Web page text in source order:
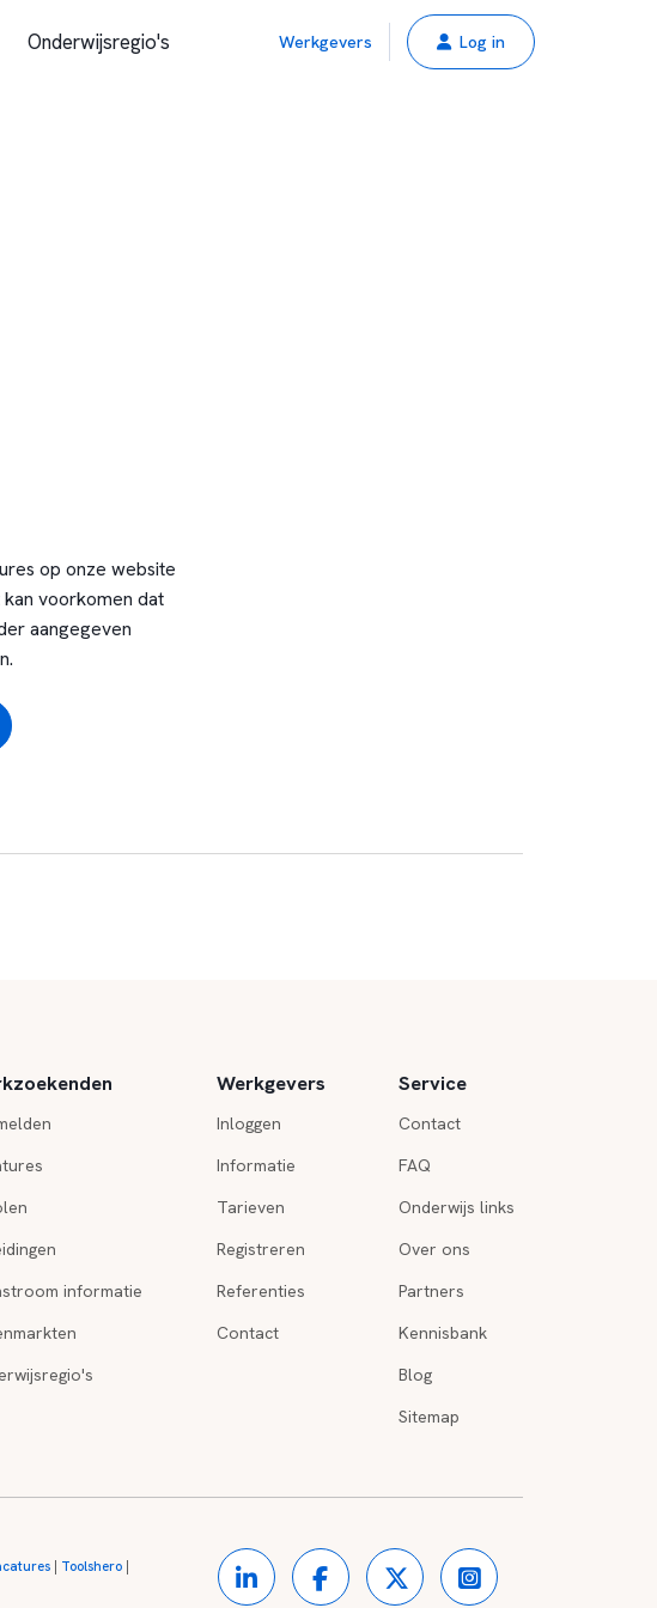
Onderwijsregio's Werkgevers Log in
op onze website
voorkomen dat
aangegeven
informatie
Werkgevers
Inloggen
Informatie
Tarieven
Registreren
Referenties
Contact
Service
Contact
FAQ
Onderwijs links
Over ons
Partners
Kennisbank
Blog
Sitemap
| Toolshero|